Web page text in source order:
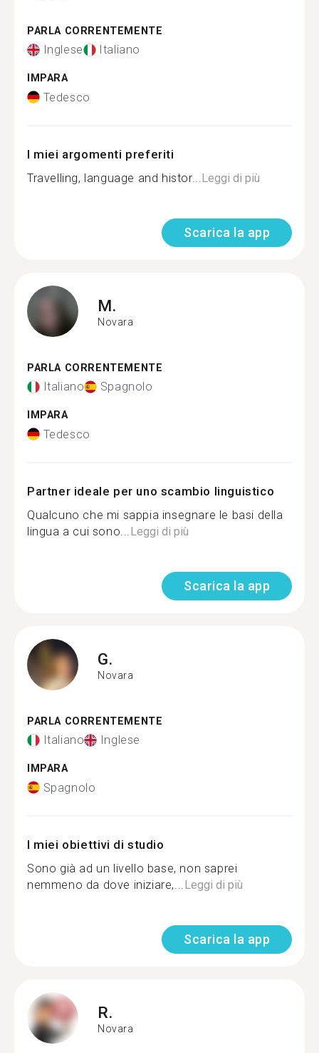
PARLA CORRENTEMENTE
Inglese Italiano
IMPARA
Tedesco
I miei argomenti preferiti
Travelling, language and histor... Leggi di più
Scarica la app
M.
Novara
PARLA CORRENTEMENTE
Italiano Spagnolo
IMPARA
Tedesco
Partner ideale per uno scambio linguistico
Qualcuno che mi sappia insegnare le basi della
lingua a cui sono... Leggi di più
Scarica la app
G.
Novara
PARLA CORRENTEMENTE
Italiano Inglese
IMPARA
Spagnolo
I miei obiettivi di studio
Sono già ad un livello base, non saprei
nemmeno da dove iniziare,... Leggi di più
Scarica la app
R.
Novara